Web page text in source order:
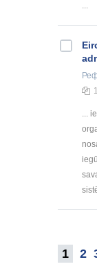
...
...
1 2